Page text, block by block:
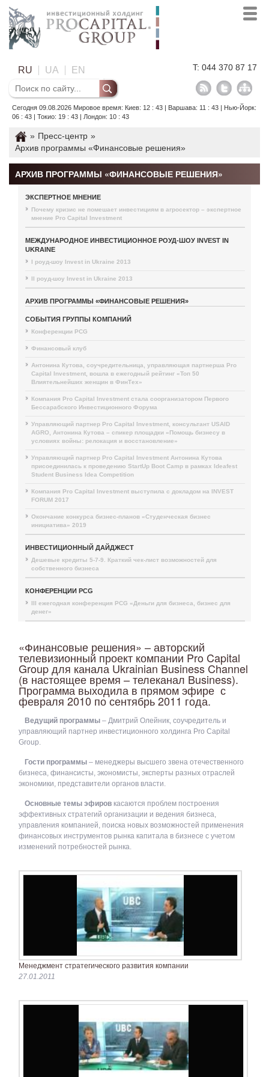
RU UA EN T: 044 370 87 17
Сегодня 09.08.2026 Мировое время: Киев: 12 : 43 | Варшава: 11 : 43 | Нью-Йорк:
06 : 43 | Токио: 19 : 43 | Лондон: 10 : 43
» Пресс-центр »
Архив программы «Финансовые решения»
АРХИВ ПРОГРАММЫ «ФИНАНСОВЫЕ РЕШЕНИЯ»
ЭКСПЕРТНОЕ МНЕНИЕ
Почему кризис не помешает инвестициям в агросектор – экспертное
мнение Pro Capital Investment
МЕЖДУНАРОДНОЕ ИНВЕСТИЦИОННОЕ РОУД-ШОУ INVEST IN
UKRAINE
I роуд-шоу Invest in Ukraine 2013
II роуд-шоу Invest in Ukraine 2013
АРХИВ ПРОГРАММЫ «ФИНАНСОВЫЕ РЕШЕНИЯ»
СОБЫТИЯ ГРУППЫ КОМПАНИЙ
Конференции PCG
Финансовый клуб
Антонина Кутова, соучредительница, управляющая партнерша Pro
Capital Investment, вошла в ежегодный рейтинг «Топ 50
Влиятельнейших женщин в ФинТех»
Компания Pro Capital Investment стала соорганизатором Первого
Бессарабского Инвестиционного Форума
Управляющий партнер Pro Capital Investment, консультант USAID
AGRO, Антонина Кутова – спикер площадки «Помощь бизнесу в
условиях войны: релокация и восстановление»
Управляющий партнер Pro Capital Investment Антонина Кутова
присоединилась к проведению StartUp Boot Camp в рамках Ideafest
Student Business Idea Competition
Компания Pro Capital Investment выступила с докладом на INVEST
FORUM 2017
Окончание конкурса бизнес-планов «Студенческая бизнес
инициатива» 2019
ИНВЕСТИЦИОННЫЙ ДАЙДЖЕСТ
Дешевые кредиты 5-7-9. Краткий чек-лист возможностей для
собственного бизнеса
КОНФЕРЕНЦИИ PCG
III ежегодная конференция PCG «Деньги для бизнеса, бизнес для
денег»
«Финансовые решения» – авторский
телевизионный проект компании Pro Capital
Group для канала Ukrainian Business Channel
(в настоящее время – телеканал Business).
Программа выходила в прямом эфире с
февраля 2010 по сентябрь 2011 года.
Ведущий программы – Дмитрий Олейник, соучредитель и
управляющий партнер инвестиционного холдинга Pro Capital
Group.
Гости программы – менеджеры высшего звена отечественного
бизнеса, финансисты, экономисты, эксперты разных отраслей
экономики, представители органов власти.
Основные темы эфиров касаются проблем построения
эффективных стратегий организации и ведения бизнеса,
управления компанией, поиска новых возможностей применения
финансовых инструментов рынка капитала в бизнесе с учетом
изменений потребностей рынка.
Менеджмент стратегического развития компании
27.01.2011